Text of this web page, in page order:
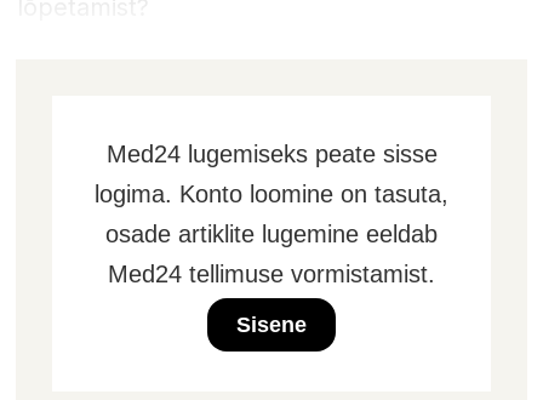
Med24 lugemiseks peate sisse
logima. Konto loomine on tasuta,
osade artiklite lugemine eeldab
Med24 tellimuse vormistamist.
Sisene